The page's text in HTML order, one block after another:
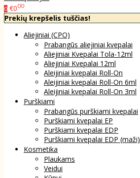
0 €000
Prekių krepšelis tuščias!
Aliejiniai (CPO)
Prabangūs aliejiniai kvepalai
Aliejiniai Kvepalai Tola-12ml
Aliejiniai Kvepalai 12ml
Aleijiniai kvepalai Roll-On
Aleijiniai kvepalai Roll-On 6ml
Aleijiniai kvepalai Roll-On 3ml
Purškiami
Prabangūs purškiami kvepalai
Purškiami kvepalai EP
Purškiami kvepalai EDP
Purškiami kvepalai EDP (maži)
Kosmetika
Plaukams
Veidui